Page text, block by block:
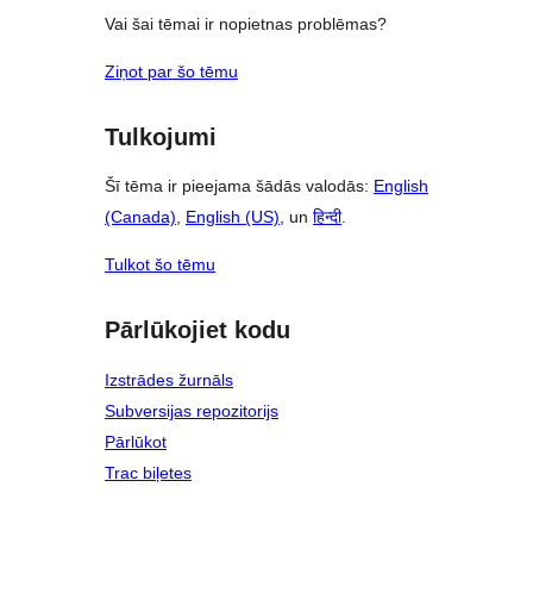
Vai šai tēmai ir nopietnas problēmas?
Ziņot par šo tēmu
Tulkojumi
Šī tēma ir pieejama šādās valodās: English
(Canada), English (US), un हिन्दी.
Tulkot šo tēmu
Pārlūkojiet kodu
Izstrādes žurnāls
Subversijas repozitorijs
Pārlūkot
Trac biļetes